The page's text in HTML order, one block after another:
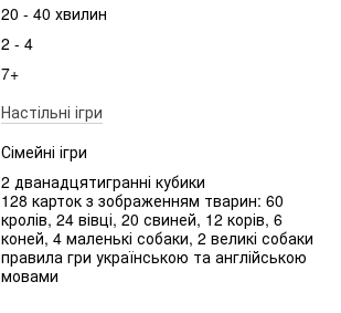
20 - 40 хвилин
2 - 4
7+
Настільні ігри
Сімейні ігри
2 дванадцятигранні кубики
128 карток з зображенням тварин: 60
кролів, 24 вівці, 20 свиней, 12 корів, 6
коней, 4 маленькі собаки, 2 великі собаки
правила гри українською та англійською
мовами